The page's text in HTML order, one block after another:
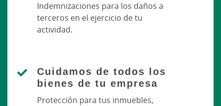
Indemnizaciones para los daños a
terceros en el ejercicio de tu
actividad.
Cuidamos de todos los
bienes de tu empresa
Protección para tus inmuebles,